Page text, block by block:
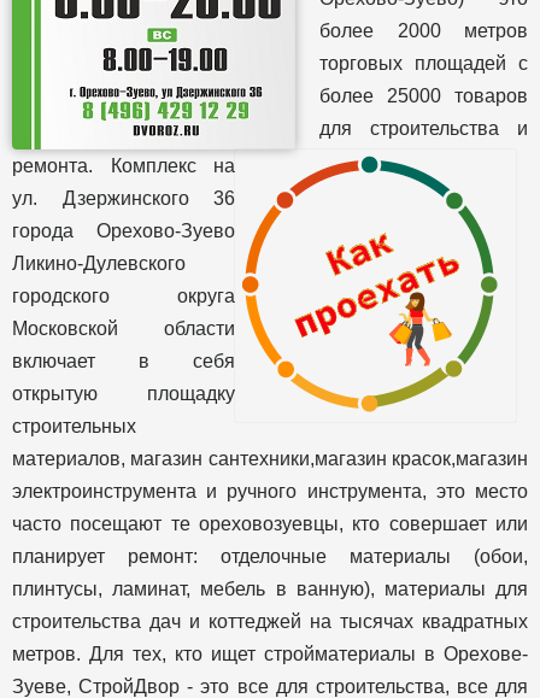
более 2000 метров
торговых площадей с
более 25000 товаров
для строительства и
ремонта. Комплекс на
ул. Дзержинского 36
города Орехово-Зуево
Ликино-Дулевского
городского округа
Московской области
включает в себя
открытую площадку
строительных
материалов, магазин сантехники,магазин красок,магазин
электроинструмента и ручного инструмента, это место
часто посещают те ореховозуевцы, кто совершает или
планирует ремонт: отделочные материалы (обои,
плинтусы, ламинат, мебель в ванную), материалы для
строительства дач и коттеджей на тысячах квадратных
метров. Для тех, кто ищет стройматериалы в Орехове-
Зуеве, СтройДвор - это все для строительства, все для